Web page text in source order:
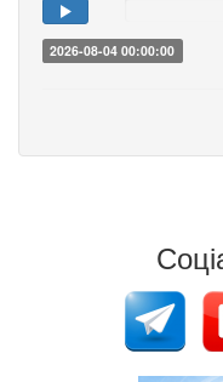
2026-08-04 00:00:00